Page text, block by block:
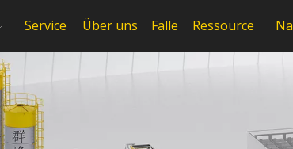
Service Über uns Fälle Ressource